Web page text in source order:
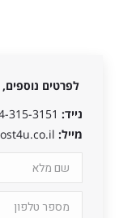
לפרטים
נייד: 315-3151
מייל: